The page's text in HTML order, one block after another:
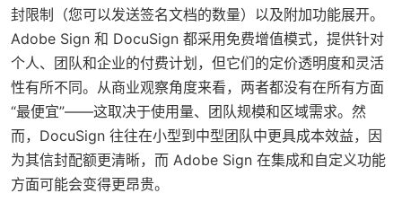
封限制（您可以发送签名文档的数量）以及附加功能展开。
Adobe Sign 和 DocuSign 都采用免费增值模式，提供针对
个人、团队和企业的付费计划，但它们的定价透明度和灵活
性有所不同。从商业观察角度来看，两者都没有在所有方面
“最便宜”——这取决于使用量、团队规模和区域需求。然
而，DocuSign 往往在小型到中型团队中更具成本效益，因
为其信封配额更清晰，而 Adobe Sign 在集成和自定义功能
方面可能会变得更昂贵。